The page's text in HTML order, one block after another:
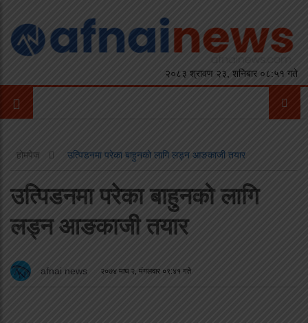
२०८३ श्रावण २३, शनिबार ०८:५१ गते
होमपेज उत्पिडनमा परेका बाहुनको लागि लड्न आङकाजी तयार
उत्पिडनमा परेका बाहुनको लागि
लड्न आङकाजी तयार
afnai news २०७४ माघ २, मंगलवार ०९:४१ गते